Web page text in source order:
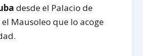
desde el Palacio de
Mausoleo que lo acoge